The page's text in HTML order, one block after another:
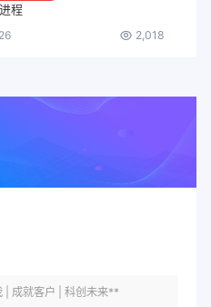
程
2,018
| 成就客户 | 科创未来**